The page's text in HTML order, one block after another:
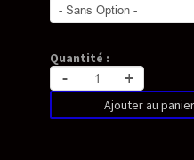
Quantité :
- +
Ajouter au panier